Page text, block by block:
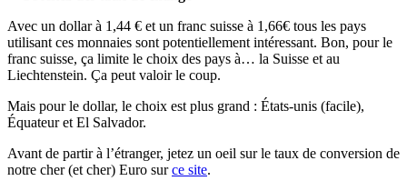
Avec un dollar à 1,44 € et un franc suisse à 1,66€ tous les pays
utilisant ces monnaies sont potentiellement intéressant. Bon, pour le
franc suisse, ça limite le choix des pays à… la Suisse et au
Liechtenstein. Ça peut valoir le coup.
Mais pour le dollar, le choix est plus grand : États-unis (facile),
Équateur et El Salvador.
Avant de partir à l’étranger, jetez un oeil sur le taux de conversion de
notre cher (et cher) Euro surce site.